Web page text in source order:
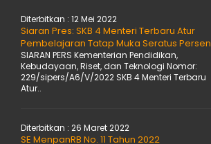
Diterbitkan : 12 Mei 2022
Siaran Pres: SKB 4 Menteri Terbaru Atur
Pembelajaran Tatap Muka Seratus Persen
SIARAN PERS Kementerian Pendidikan,
Kebudayaan, Riset, dan Teknologi Nomor:
229/sipers/A6/V/2022 SKB 4 Menteri Terbaru
Atur..
Diterbitkan : 26 Maret 2022
SE MenpanRB No. 11 Tahun 2022